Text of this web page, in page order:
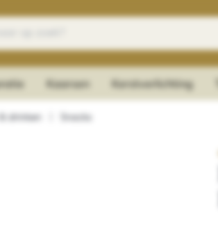
Kaarsen Kerstverlichting